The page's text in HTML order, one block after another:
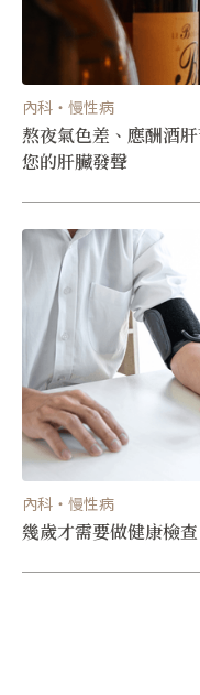
內科・慢性病
熬夜氣色差、應酬酒
您的肝臟發聲
內科・慢性病
幾歲才需要做健康檢